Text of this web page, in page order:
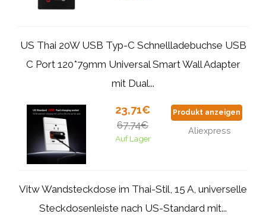
US Thai 20W USB Typ-C Schnellladebuchse USB
C Port 120*79mm Universal Smart Wall Adapter
mit Dual...
23,71€
67,74€
Auf Lager
Produkt anzeigen
Aliexpress
Vitw Wandsteckdose im Thai-Stil, 15 A, universelle
Steckdosenleiste nach US-Standard mit...